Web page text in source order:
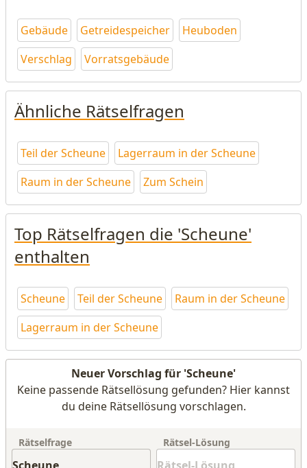
Gebäude Getreidespeicher
Heuboden
Verschlag
Vorratsgebäude
Ähnliche Rätselfragen
Teil der Scheune
Lagerraum in der Scheune
Raum in der Scheune
Zum Schein
Top Rätselfragen die 'Scheune'
enthalten
Scheune Teil der Scheune
Raum in der Scheune
Lagerraum in der Scheune
Neuer Vorschlag für 'Scheune'
Keine passende Rätsellösung gefunden? Hier kannst
du deine Rätsellösung vorschlagen.
Rätselfrage Rätsel-Lösung